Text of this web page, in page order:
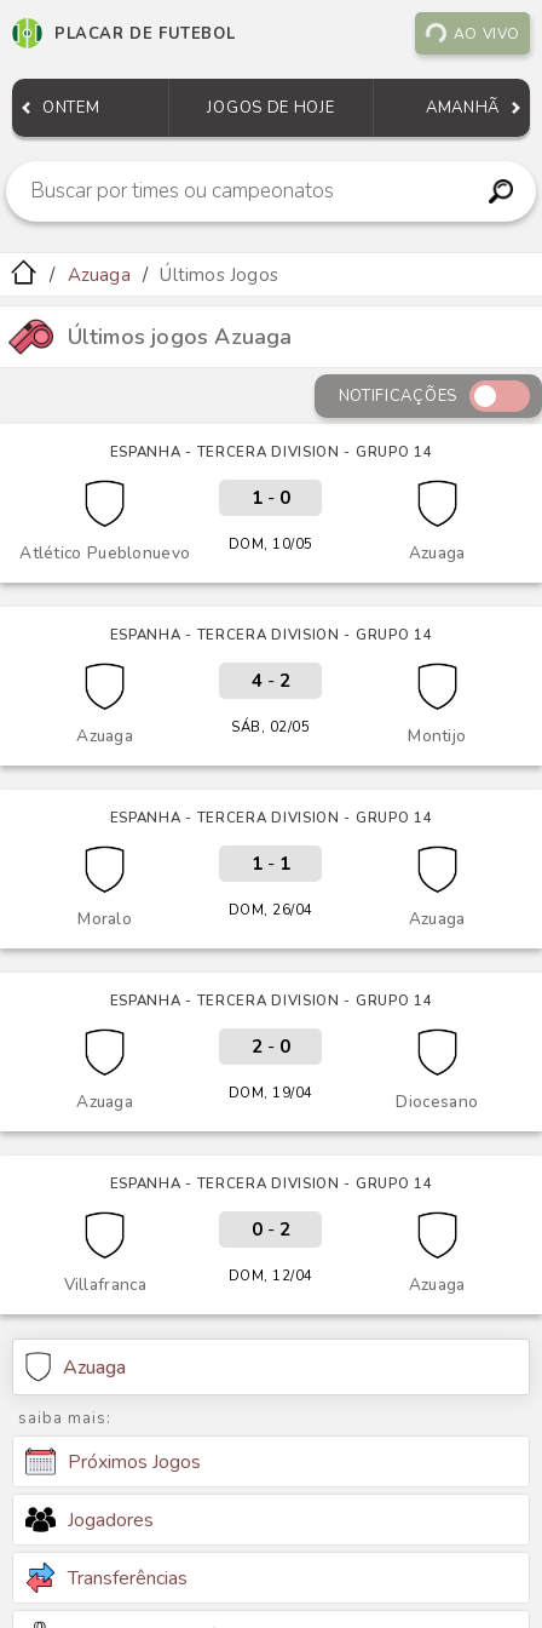
PLACAR DE FUTEBOL AO VIVO
ONTEM JOGOS DE HOJE AMANHÃ
Azuaga Últimos Jogos
Últimos jogos Azuaga
NOTIFICAÇÕES
ESPANHA - TERCERA DIVISION - GRUPO 14
Atlético Pueblonuevo Azuaga
1- 0
DOM, 10/05
ESPANHA - TERCERA DIVISION - GRUPO 14
Azuaga Montijo
4- 2
SÁB, 02/05
ESPANHA - TERCERA DIVISION - GRUPO 14
Moralo Azuaga
1- 1
DOM, 26/04
ESPANHA - TERCERA DIVISION - GRUPO 14
Azuaga Diocesano
2- 0
DOM, 19/04
ESPANHA - TERCERA DIVISION - GRUPO 14
Villafranca Azuaga
0- 2
DOM, 12/04
Azuaga
saiba mais:
Próximos Jogos
Jogadores
Transferências